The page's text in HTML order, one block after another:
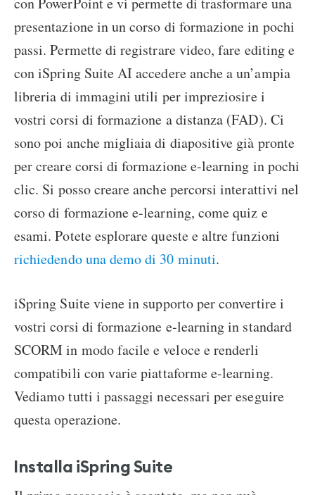
presentazione in un corso di formazione in pochi
passi. Permette di registrare video, fare editing e
con iSpring Suite AI accedere anche a un’ampia
libreria di immagini utili per impreziosire i
vostri corsi di formazione a distanza (FAD). Ci
sono poi anche migliaia di diapositive già pronte
per creare corsi di formazione e-learning in pochi
clic. Si posso creare anche percorsi interattivi nel
corso di formazione e-learning, come quiz e
esami. Potete esplorare queste e altre funzioni
richiedendo una demo di 30 minuti.
iSpring Suite viene in supporto per convertire i
vostri corsi di formazione e-learning in standard
SCORM in modo facile e veloce e renderli
compatibili con varie piattaforme e-learning.
Vediamo tutti i passaggi necessari per eseguire
questa operazione.
Installa iSpring Suite